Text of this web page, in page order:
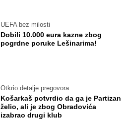
UEFA bez milosti
Dobili 10.000 eura kazne zbog
pogrdne poruke Lešinarima!
Otkrio detalje pregovora
Košarkaš potvrdio da ga je Partizan
želio, ali je zbog Obradovića
izabrao drugi klub